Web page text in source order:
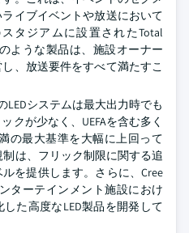
イブイベントや放送において
タジアムに設置されたTotal
ような製品は、施設オーナー
、放送要件をすべて満たすこ
LEDシステムは最大出力時でも
クが少なく、UEFAを含む多く
の最大基準を大幅に上回って
は、フリック制限に関する追
を提供します。さらに、Cree
ターテインメント施設におけ
た高度なLED製品を開発して